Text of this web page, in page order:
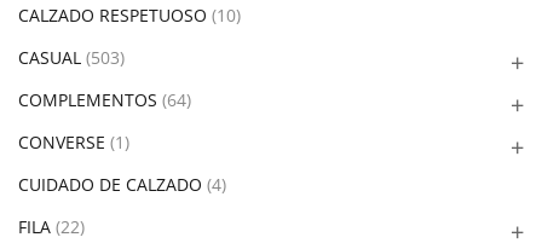
CALZADO RESPETUOSO (10)
CASUAL (503)
COMPLEMENTOS (64)
CONVERSE (1)
CUIDADO DE CALZADO (4)
FILA (22)